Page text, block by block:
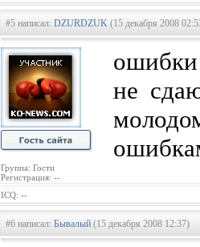
#5 написал: DZURDZUK (15 декабря 2008
Группа: Гости
Регистрация: --
не
ICQ: --
#6 написал: Бывалый (15 декабря 2008 12:37)